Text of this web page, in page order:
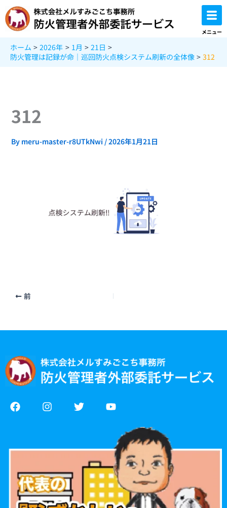
容
を
メニュー
ホーム 2026年 1月
21日
防火管理は記録が命｜巡回防火点検システム刷新の全体像
312
312
By meru-master-r8UTkNwi /2026年1月21日
前
F
a
o
k
I
n
g
a
m
T
w
e
Y
o
u
b
e